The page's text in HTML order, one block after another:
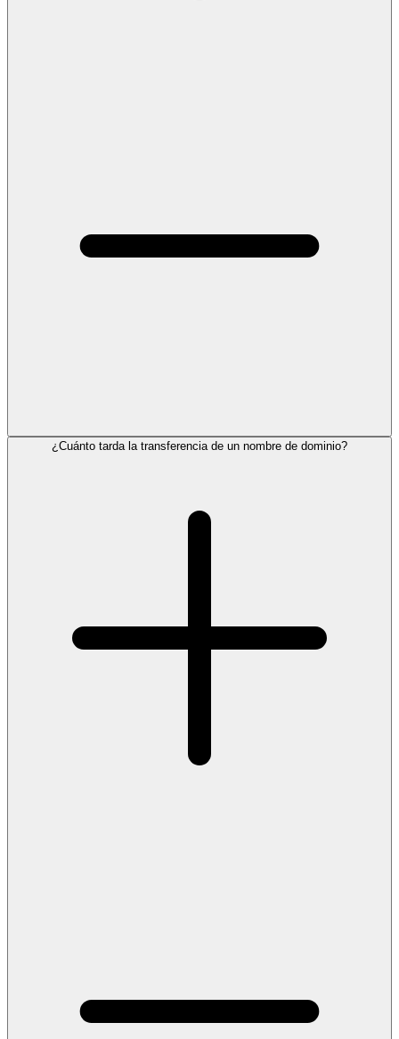
¿Cuánto tarda la transferencia de un nombre de dominio?